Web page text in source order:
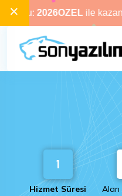
× 2026OZEL ile kazançlı
1
Hizmet Süresi Alan